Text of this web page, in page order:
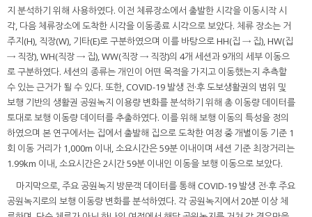
지 분석하기 위해 사용하였다. 이전 체류장소에서 출발한 시각을 이동시작 시
각, 다음 체류장소에 도착한 시각을 이동종료 시각으로 보았다. 체류 장소는 거
주지(H), 직장(W), 기타(E)로 구분하였으며 이를 바탕으로 HH(집 → 집), HW(집
→ 직장), WH(직장 → 집), WW(직장 → 직장)의 4개 세션과 9개의 세부 이동으
로 구분하였다. 세션의 종류는 개인이 어떤 목적을 가지고 이동했는지 추측할
수 있는 근거가 될 수 있다. 또한, COVID-19 발생 전·후 도보생활권의 범위 및
보행 기반의 생활권 공원녹지 이용량 변화를 분석하기 위해 총 이동량 데이터를
토대로 보행 이동량 데이터를 추출하였다. 이를 위해 보행 이동의 특성을 정의
하였으며 본 연구에서는 집에서 출발해 집으로 도착한 여정 중 개별이동 기준 1
회 이동 거리가 1,000m 이내, 소요시간은 59분 이내이며 세션 기준 최장거리는
1.99km 이내, 소요시간은 2시간 59분 이내인 이동을 보행 이동으로 보았다.
마지막으로, 주요 공원녹지 방문객 데이터를 통해 COVID-19 발생 전·후 주요
공원녹지로의 보행 이동량 변화를 분석하였다. 각 공원녹지에서 20분 이상 체